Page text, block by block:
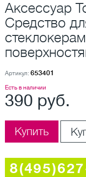
Аксессуар
Средство
Артикул: 653401
Есть в наличии
390 руб.
Купить